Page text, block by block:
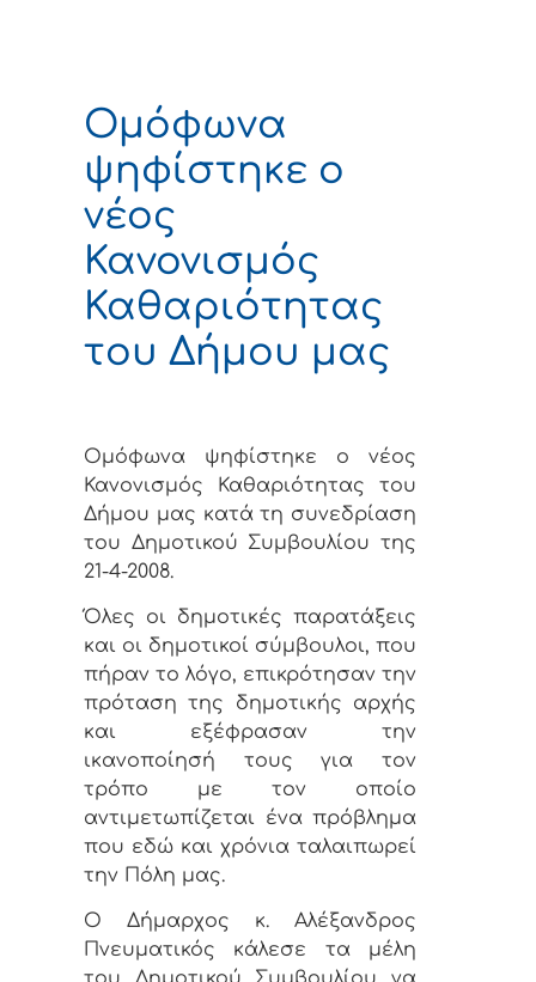
Ομόφωνα
ψηφίστηκε ο
νέος
Κανονισμός
Καθαριότητας
του Δήμου μας
Ομόφωνα ψηφίστηκε ο νέος
Κανονισμός Καθαριότητας του
Δήμου μας κατά τη συνεδρίαση
του Δημοτικού Συμβουλίου της
21-4-2008.
Όλες οι δημοτικές παρατάξεις
και οι δημοτικοί σύμβουλοι, που
πήραν το λόγο, επικρότησαν την
πρόταση της δημοτικής αρχής
και εξέφρασαν την
ικανοποίησή τους για τον
τρόπο με τον οποίο
αντιμετωπίζεται ένα πρόβλημα
που εδώ και χρόνια ταλαιπωρεί
την Πόλη μας.
Ο Δήμαρχος κ. Αλέξανδρος
Πνευματικός κάλεσε τα μέλη